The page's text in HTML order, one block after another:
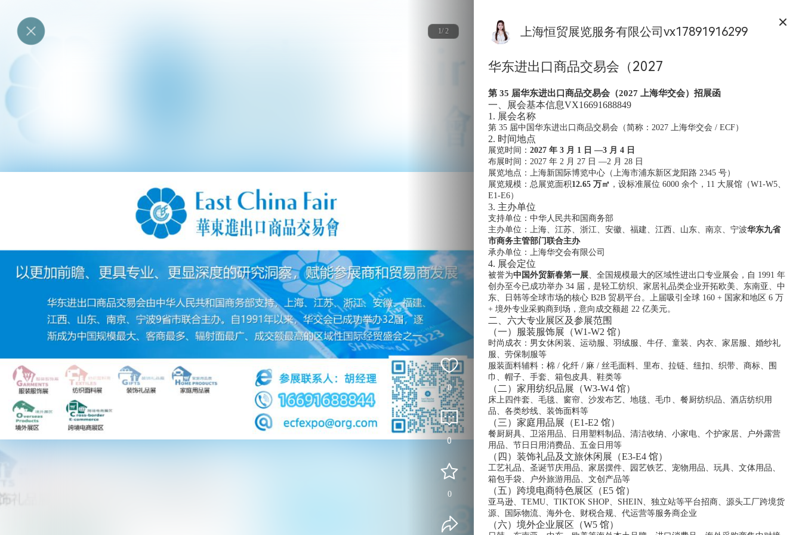
1/ 2
0
0
0
上海恒贸展览服务有限公司vx17891916299
华东进出口商品交易会（2027
第 35 届华东进出口商品交易会（2027 上海华交会）招展函
一、展会基本信息VX16691688849
1. 展会名称
第 35 届中国华东进出口商品交易会（简称：2027 上海华交会 / ECF）
2. 时间地点
展览时间： 2027 年 3 月 1 日 —3 月 4 日
布展时间：2027 年 2 月 27 日 —2 月 28 日
展览地点：上海新国际博览中心（上海市浦东新区龙阳路 2345 号）
展览规模：总展览面积12.65 万㎡ ，设标准展位 6000 余个，11 大展馆（W1-W5、
E1-E6）
3. 主办单位
支持单位：中华人民共和国商务部
主办单位：上海、江苏、浙江、安徽、福建、江西、山东、南京、宁波华东九省
市商务主管部门联合主办
承办单位：上海华交会有限公司
4. 展会定位
被誉为中国外贸新春第一展、全国规模最大的区域性进出口专业展会，自 1991 年
创办至今已成功举办 34 届，是轻工纺织、家居礼品类企业开拓欧美、东南亚、中
东、日韩等全球市场的核心 B2B 贸易平台。上届吸引全球 160 + 国家和地区 6 万
+ 境外专业采购商到场，意向成交额超 22 亿美元。
二、六大专业展区及参展范围
（一）服装服饰展（W1-W2 馆）
时尚成衣：男女休闲装、运动服、羽绒服、牛仔、童装、内衣、家居服、婚纱礼
服、劳保制服等
服装面料辅料：棉 / 化纤 / 麻 / 丝毛面料、里布、拉链、纽扣、织带、商标、围
巾、帽子、手套、箱包皮具、鞋类等
（二）家用纺织品展（W3-W4 馆）
床上四件套、毛毯、窗帘、沙发布艺、地毯、毛巾、餐厨纺织品、酒店纺织用
品、各类纱线、装饰面料等
（三）家庭用品展（E1-E2 馆）
餐厨厨具、卫浴用品、日用塑料制品、清洁收纳、小家电、个护家居、户外露营
用品、节日日用消费品、五金日用等
（四）装饰礼品及文旅休闲展（E3-E4 馆）
工艺礼品、圣诞节庆用品、家居摆件、园艺铁艺、宠物用品、玩具、文体用品、
箱包手袋、户外旅游用品、文创产品等
（五）跨境电商特色展区（E5 馆）
亚马逊、TEMU、TIKTOK SHOP、SHEIN、独立站等平台招商、源头工厂跨境货
源、国际物流、海外仓、财税合规、代运营等服务商企业
（六）境外企业展区（W5 馆）